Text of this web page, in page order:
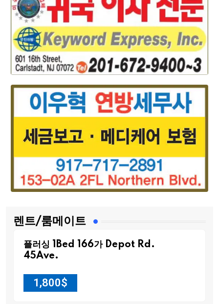
렌트/룸메이트
플러싱 1Bed 166가 Depot Rd.
45Ave.
1,800$